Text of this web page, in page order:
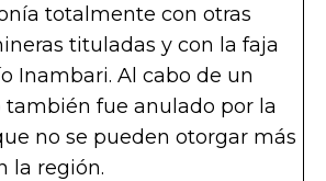
totalmente con otras
tituladas y con la faja
Inambari. Al cabo de un
también fue anulado por la
no se pueden otorgar más
la región.